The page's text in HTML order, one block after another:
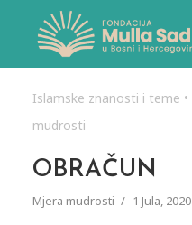
Islamske znanosti i teme •
mudrosti
OBRAČUN
Mjera mudrosti 1 Jula, 2020